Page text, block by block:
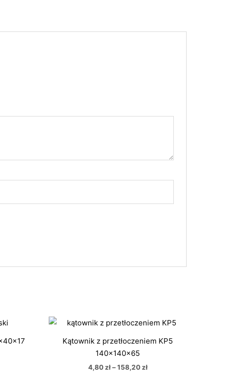
cen:
od
zł
Kątownik z przetłoczeniem KP5
140x140x65
4,80 zł – 158,20 zł
Zakres
cen:
4,80 zł